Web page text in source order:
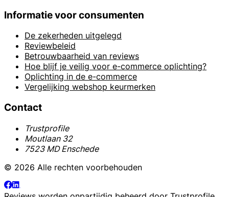
Informatie voor consumenten
De zekerheden uitgelegd
Reviewbeleid
Betrouwbaarheid van reviews
Hoe blijf je veilig voor e-commerce oplichting?
Oplichting in de e-commerce
Vergelijking webshop keurmerken
Contact
Trustprofile
Moutlaan 32
7523 MD Enschede
© 2026 Alle rechten voorbehouden